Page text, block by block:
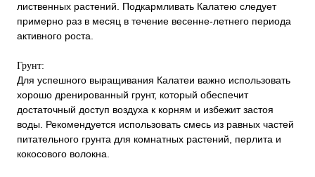
лиственных растений. Подкармливать Калатею следует
примерно раз в месяц в течение весенне-летнего периода
активного роста.
Грунт:
Для успешного выращивания Калатеи важно использовать
хорошо дренированный грунт, который обеспечит
достаточный доступ воздуха к корням и избежит застоя
воды. Рекомендуется использовать смесь из равных частей
питательного грунта для комнатных растений, перлита и
кокосового волокна.